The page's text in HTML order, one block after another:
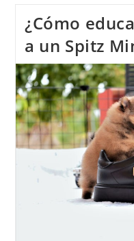
¿Cómo
a un Spitz